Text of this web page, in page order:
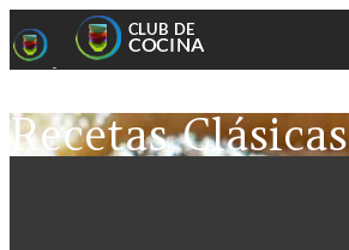
Recetas Clásicas